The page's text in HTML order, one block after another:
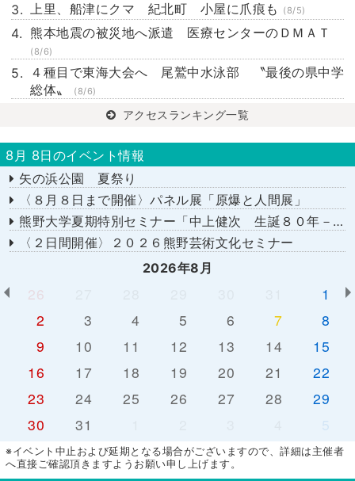
上里、船津にクマ 紀北町 小屋に爪痕も (8/5)
熊本地震の被災地へ派遣 医療センターのＤＭＡＴ
(8/6)
４種目で東海大会へ 尾鷲中水泳部 〝最後の県中学
総体〟
(8/6)
アクセスランキング一覧
8月 8日のイベント情報
矢の浜公園 夏祭り
〈８月８日まで開催〉パネル展「原爆と人間展」
熊野大学夏期特別セミナー「中上健次 生誕８０年－時代へのまなざし－」
〈２日間開催〉２０２６熊野芸術文化セミナー
2026年8月
26
1
2
3 4 5 6 7
8
9
10 11 12 13 14
15
16
17 18 19 20 21
22
23
24 25 26 27 28
29
30
31 5
※イベント中止および延期となる場合がございますので、詳細は主催者
へ直接ご確認頂きますようお願い申し上げます。